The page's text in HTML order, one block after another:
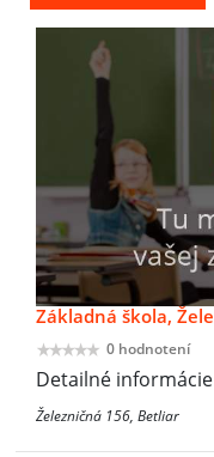
Základná škola,
0 hodnotení
Detailné
Železničná 156, Betliar